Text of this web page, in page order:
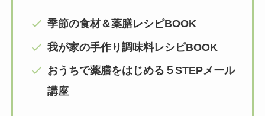
季節の食材＆薬膳レシピBOOK
我が家の手作り調味料レシピBOOK
おうちで薬膳をはじめる５STEPメール
講座